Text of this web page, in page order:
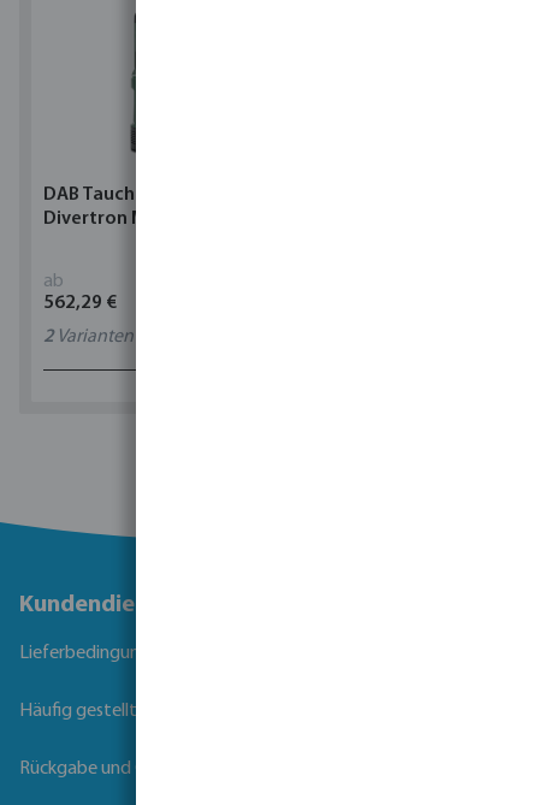
DAB Tauchpumpe
Divertron M
ab
562,29 €
2Varianten
Kundendienst
Lieferbedingungen
Häufig gestellte Fragen
Rückgabe und Garantie